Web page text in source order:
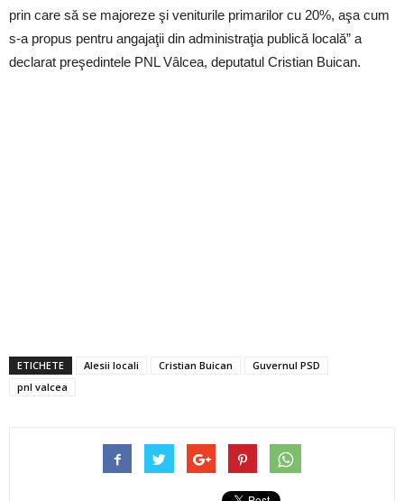
prin care să se majoreze şi veniturile primarilor cu 20%, aşa cum
s-a propus pentru angajaţii din administraţia publică locală” a
declarat preşedintele PNL Vâlcea, deputatul Cristian Buican.
ETICHETE Alesii locali Cristian Buican
Guvernul PSD
pnl valcea